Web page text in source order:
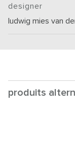
designer
ludwig mies van
produits